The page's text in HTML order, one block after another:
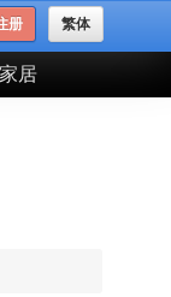
繁体
册
家居